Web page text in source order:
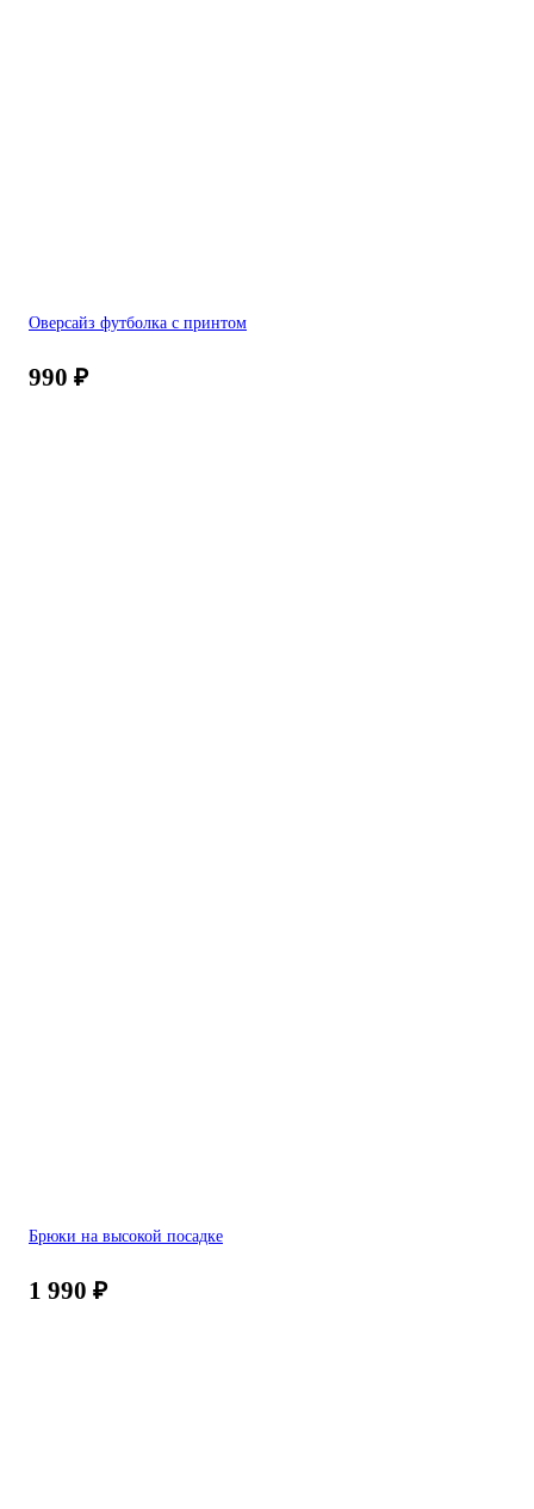
Оверсайз футболка с принтом
990 ₽
Брюки на высокой посадке
1 990 ₽